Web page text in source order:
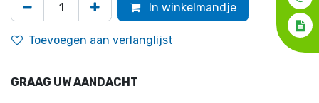
In winkelmandje
Toevoegen aan verlanglijst
GRAAG UW AANDACHT